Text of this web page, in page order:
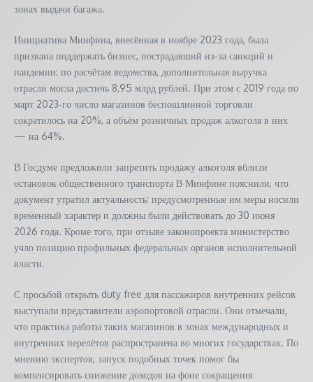
зонах выдачи багажа.
Инициатива Минфина, внесённая в ноябре 2023 года, была
призвана поддержать бизнес, пострадавший из‑за санкций и
пандемии: по расчётам ведомства, дополнительная выручка
отрасли могла достичь 8,95 млрд рублей. При этом с 2019 года по
март 2023‑го число магазинов беспошлинной торговли
сократилось на 20%, а объём розничных продаж алкоголя в них
— на 64%.
В Госдуме предложили запретить продажу алкоголя вблизи
остановок общественного транспорта В Минфине пояснили, что
документ утратил актуальность: предусмотренные им меры носили
временный характер и должны были действовать до 30 июня
2026 года. Кроме того, при отзыве законопроекта министерство
учло позицию профильных федеральных органов исполнительной
власти.
С просьбой открыть duty free для пассажиров внутренних рейсов
выступали представители аэропортовой отрасли. Они отмечали,
что практика работы таких магазинов в зонах международных и
внутренних перелётов распространена во многих государствах. По
мнению экспертов, запуск подобных точек помог бы
компенсировать снижение доходов на фоне сокращения